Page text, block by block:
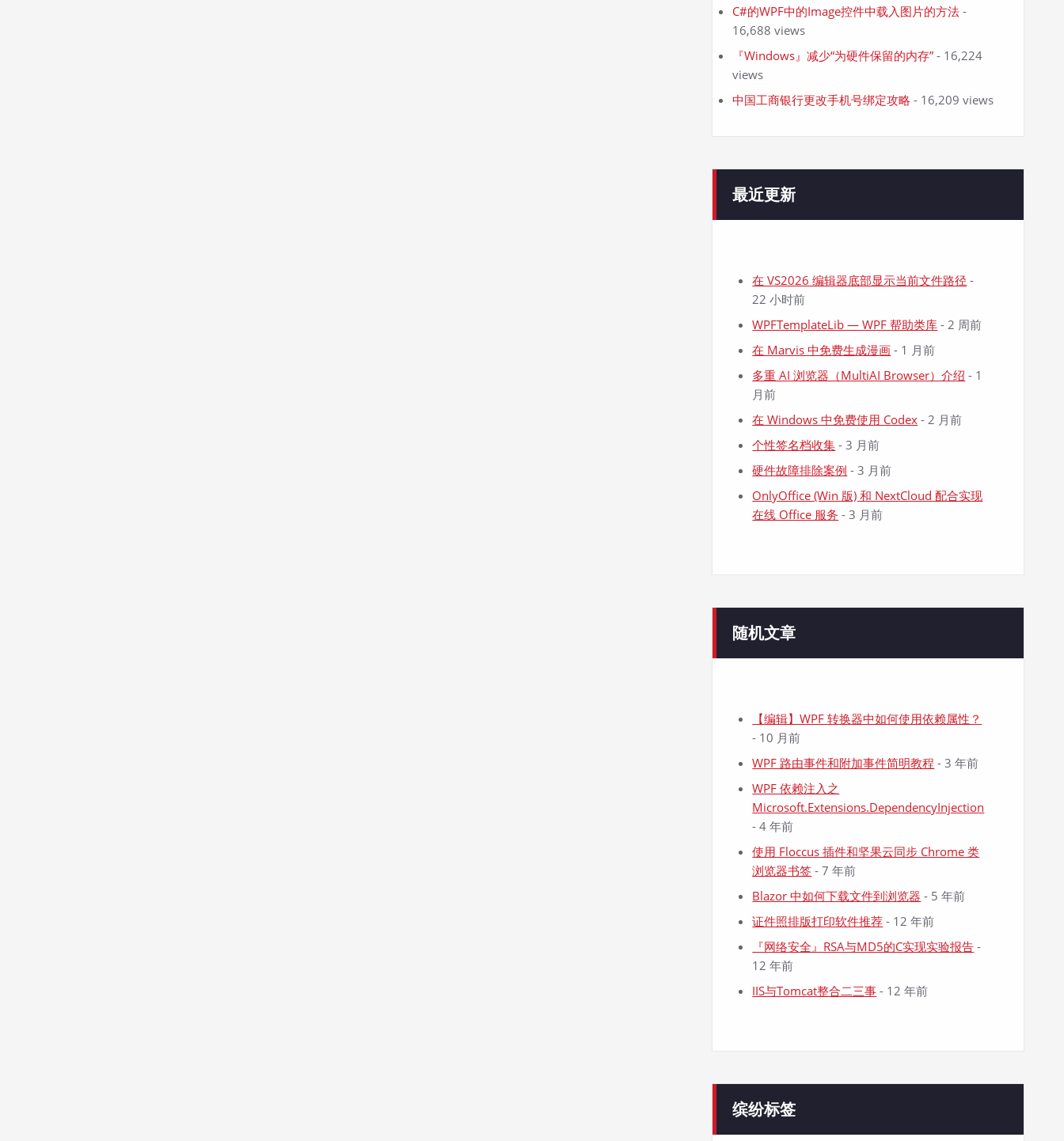
C#的WPF中的Image控件中载入图片的方法 -
16,688 views
『Windows』减少“为硬件保留的内存” - 16,224
views
中国工商银行更改手机号绑定攻略 - 16,209 views
最近更新
在 VS2026 编辑器底部显示当前文件路径 -
22 小时前
WPFTemplateLib — WPF 帮助类库 - 2 周前
在 Marvis 中免费生成漫画 - 1 月前
多重 AI 浏览器（MultiAI Browser）介绍 - 1
月前
在 Windows 中免费使用 Codex - 2 月前
个性签名档收集 - 3 月前
硬件故障排除案例 - 3 月前
OnlyOffice (Win 版) 和 NextCloud 配合实现
在线 Office 服务 - 3 月前
随机文章
【编辑】WPF 转换器中如何使用依赖属性？
- 10 月前
WPF 路由事件和附加事件简明教程 - 3 年前
WPF 依赖注入之
Microsoft.Extensions.DependencyInjection
- 4 年前
使用 Floccus 插件和坚果云同步 Chrome 类
浏览器书签 - 7 年前
Blazor 中如何下载文件到浏览器 - 5 年前
证件照排版打印软件推荐 - 12 年前
『网络安全』RSA与MD5的C实现实验报告 -
12 年前
IIS与Tomcat整合二三事 - 12 年前
缤纷标签